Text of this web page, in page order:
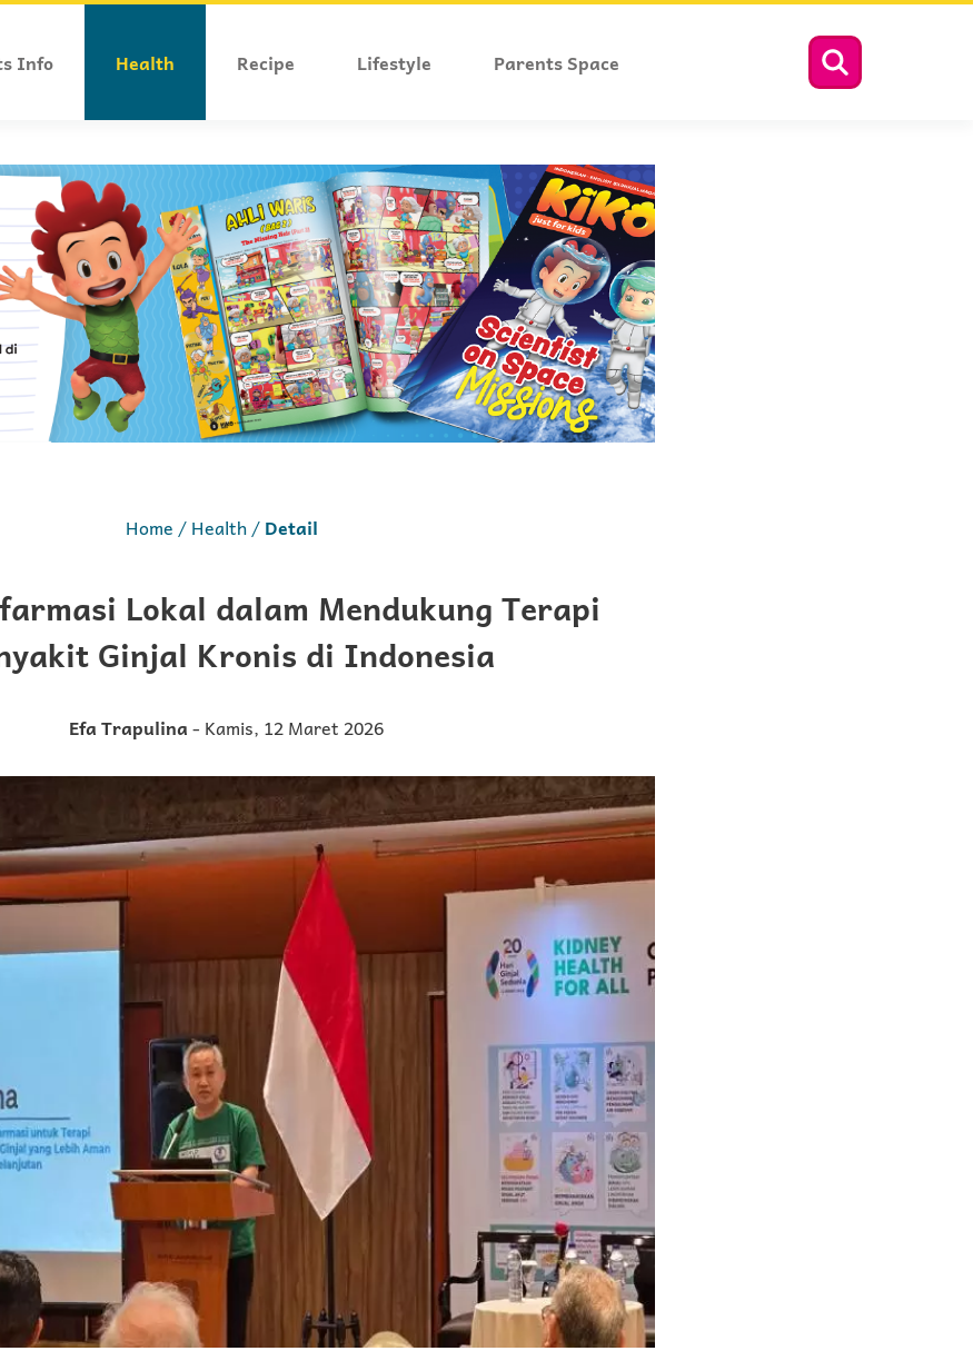
Info Health Recipe Lifestyle Parents Space
Home Health Detail
Lokal dalam Mendukung Terapi
Ginjal Kronis di Indonesia
Efa Trapulina- Kamis, 12 Maret 2026